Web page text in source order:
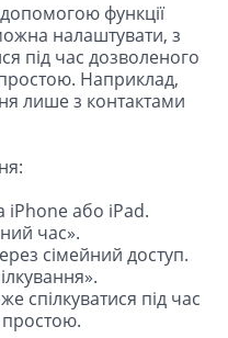
функції
налаштувати, з
під час дозволеного
Наприклад,
лише з контактами
iPhone або iPad.
час».
сімейний доступ.
спілкуватися під час
простою.